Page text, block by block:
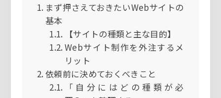
まず押さえておきたいWebサイトの
基本
【サイトの種類と主な目的】
Webサイト制作を外注するメ
リット
依頼前に決めておくべきこと
「自分にはどの種類が必